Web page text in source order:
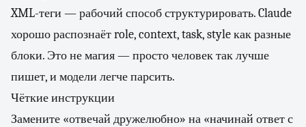
XML-теги — рабочий способ структурировать. Claude
хорошо распознаёт role, context, task, style как разные
блоки. Это не магия — просто человек так лучше
пишет, и модели легче парсить.
Чёткие инструкции
Замените «отвечай дружелюбно» на «начинай ответ с